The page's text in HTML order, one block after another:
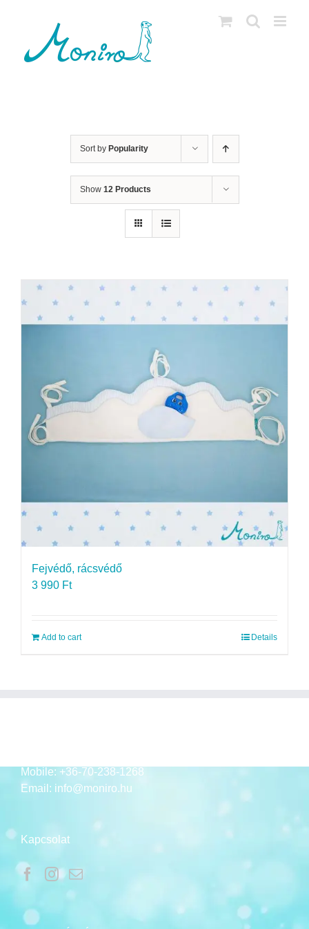
Sort by Popularity
Show 12 Products
Fejvédő, rácsvédő
3 990 Ft
Add to cart Details
Mobile: +36-70-238-1268
Email: info@moniro.hu
Kapcsolat